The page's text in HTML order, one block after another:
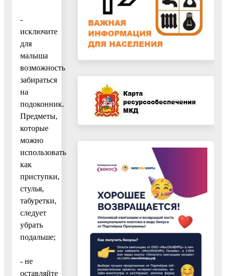
-
исключите
для
малыша
возможность
забираться
на
подоконник.
Предметы,
которые
можно
использовать
как
приступки,
стулья,
табуретки,
следует
убрать
подальше;
- не
оставляйте